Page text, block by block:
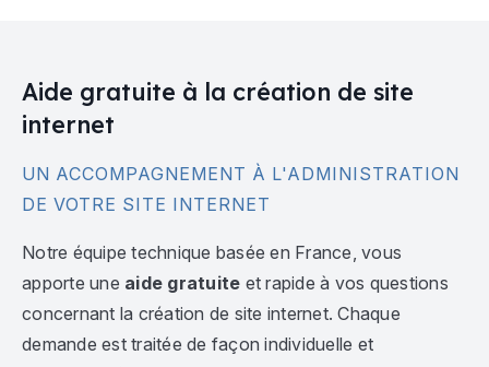
Aide gratuite à la création de site
internet
UN ACCOMPAGNEMENT À L'ADMINISTRATION
DE VOTRE SITE INTERNET
Notre équipe technique basée en France, vous
apporte une aide gratuite et rapide à vos questions
concernant la création de site internet. Chaque
demande est traitée de façon individuelle et